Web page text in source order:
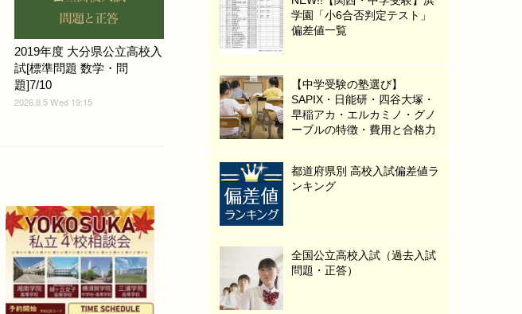
2019年度 大分県公立高校入
試[標準問題 数学・問
題]7/10
2026.8.5 Wed 19:15
学園「小6合否判定テスト」
偏差値一覧
【中学受験の塾選び】
SAPIX・日能研・四谷大塚・
早稲アカ・エルカミノ・グノ
ーブルの特徴・費用と合格力
都道府県別 高校入試偏差値ラ
ンキング
全国公立高校入試（過去入試
問題・正答）